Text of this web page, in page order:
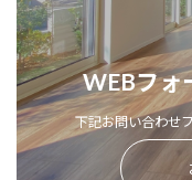
WEBフォ
下記お問い合わせ